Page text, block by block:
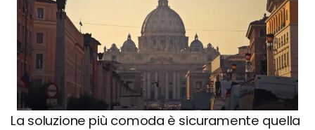
La soluzione più comoda è sicuramente quella